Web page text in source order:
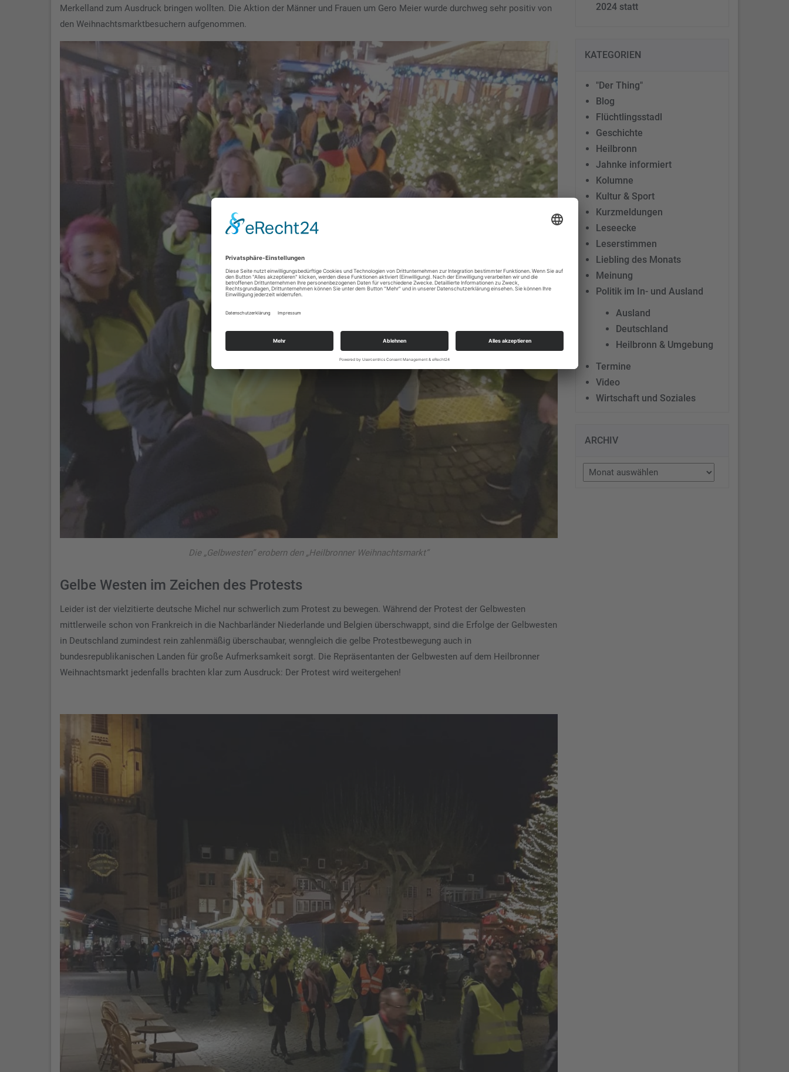
Merkelland zum Ausdruck bringen wollten. Die Aktion der Männer und Frauen um Gero Meier wurde durchweg sehr positiv von
den Weihnachtsmarktbesuchern aufgenommen.
Die „Gelbwesten“ erobern den „Heilbronner Weihnachtsmarkt“
Gelbe Westen im Zeichen des Protests
Leider ist der vielzitierte deutsche Michel nur schwerlich zum Protest zu bewegen. Während der Protest der Gelbwesten
mittlerweile schon von Frankreich in die Nachbarländer Niederlande und Belgien überschwappt, sind die Erfolge der Gelbwesten
in Deutschland zumindest rein zahlenmäßig überschaubar, wenngleich die gelbe Protestbewegung auch in
bundesrepublikanischen Landen für große Aufmerksamkeit sorgt. Die Repräsentanten der Gelbwesten auf dem Heilbronner
Weihnachtsmarkt jedenfalls brachten klar zum Ausdruck: Der Protest wird weitergehen!
2024 statt
KATEGORIEN
"Der Thing"
Blog
Flüchtlingsstadl
Geschichte
Heilbronn
Jahnke informiert
Kolumne
Kultur & Sport
Kurzmeldungen
Leseecke
Leserstimmen
Liebling des Monats
Meinung
Politik im In- und Ausland
Ausland
Deutschland
Heilbronn & Umgebung
Termine
Video
Wirtschaft und Soziales
ARCHIV
Archiv